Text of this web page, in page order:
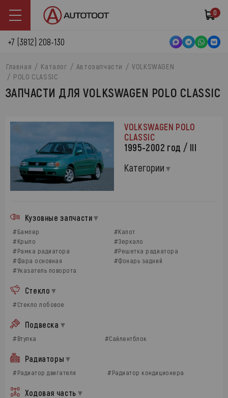
0
+7 (3812) 208-130
Главная Каталог Автозапчасти
VOLKSWAGEN
POLO CLASSIC
ЗАПЧАСТИ ДЛЯ VOLKSWAGEN POLO CLASSIC
VOLKSWAGEN POLO
CLASSIC
1995-2002 год / III
Категории
Кузовные запчасти
#Бампер
#Капот
#Крыло
#Зеркало
#Рамка радиатора
#Решетка радиатора
#Фара основная
#Фонарь задний
#Указатель поворота
Стекло
#Стекло лобовое
Подвеска
#Втулка #Сайлентблок
Радиаторы
#Радиатор двигателя #Радиатор кондиционера
Ходовая часть